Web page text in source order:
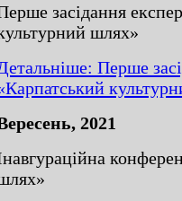
засідання
шлях»
Перше
2021